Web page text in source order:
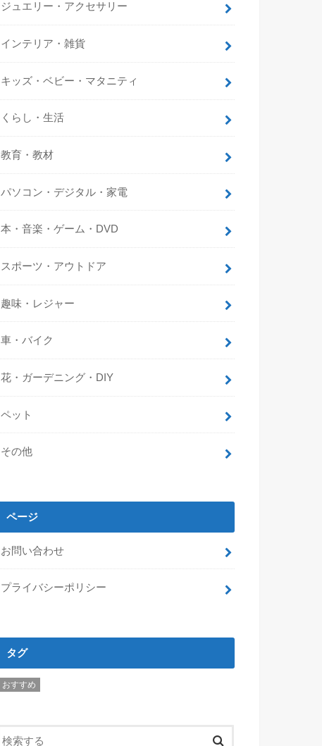
ジュエリー・アクセサリー
インテリア・雑貨
キッズ・ベビー・マタニティ
くらし・生活
教育・教材
パソコン・デジタル・家電
本・音楽・ゲーム・DVD
スポーツ・アウトドア
趣味・レジャー
車・バイク
花・ガーデニング・DIY
ペット
その他
ページ
お問い合わせ
プライバシーポリシー
タグ
おすすめ